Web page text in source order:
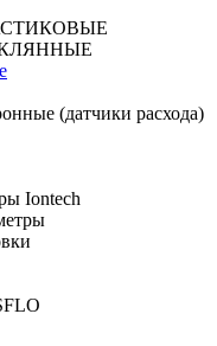
(датчики расхода)
Iontech